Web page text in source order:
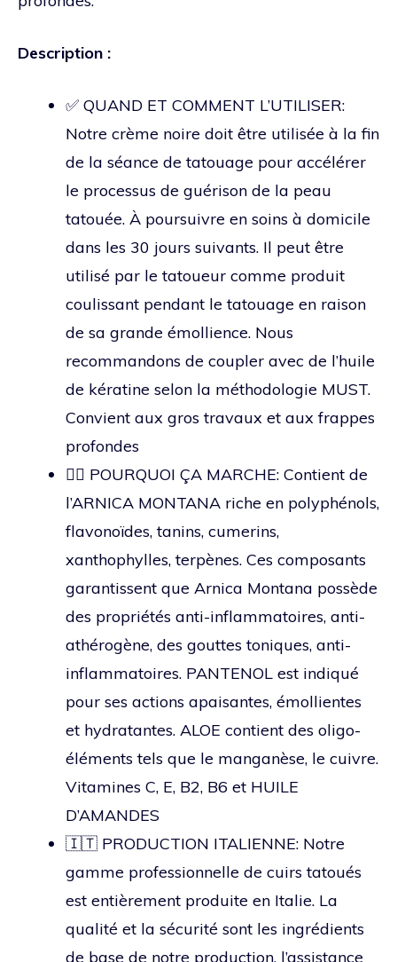
Description :
✅ QUAND ET COMMENT L’UTILISER:
Notre crème noire doit être utilisée à la fin
de la séance de tatouage pour accélérer
le processus de guérison de la peau
tatouée. À poursuivre en soins à domicile
dans les 30 jours suivants. Il peut être
utilisé par le tatoueur comme produit
coulissant pendant le tatouage en raison
de sa grande émollience. Nous
recommandons de coupler avec de l’huile
de kératine selon la méthodologie MUST.
Convient aux gros travaux et aux frappes
profondes
👍🏻 POURQUOI ÇA MARCHE: Contient de
l’ARNICA MONTANA riche en polyphénols,
flavonoïdes, tanins, cumerins,
xanthophylles, terpènes. Ces composants
garantissent que Arnica Montana possède
des propriétés anti-inflammatoires, anti-
athérogène, des gouttes toniques, anti-
inflammatoires. PANTENOL est indiqué
pour ses actions apaisantes, émollientes
et hydratantes. ALOE contient des oligo-
éléments tels que le manganèse, le cuivre.
Vitamines C, E, B2, B6 et HUILE
D’AMANDES
🇮🇹 PRODUCTION ITALIENNE: Notre
gamme professionnelle de cuirs tatoués
est entièrement produite en Italie. La
qualité et la sécurité sont les ingrédients
de base de notre production, l’assistance